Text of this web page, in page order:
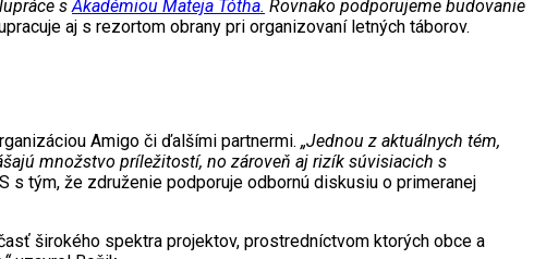
s Akadémiou Mateja Tótha. Rovnako podporujeme budovanie
aj s rezortom obrany pri organizovaní letných táborov.
Amigo či ďalšími partnermi. „Jednou z aktuálnych tém,
množstvo príležitostí, no zároveň aj rizík súvisiacich s
s tým, že združenie podporuje odbornú diskusiu o primeranej
širokého spektra projektov, prostredníctvom ktorých obce a